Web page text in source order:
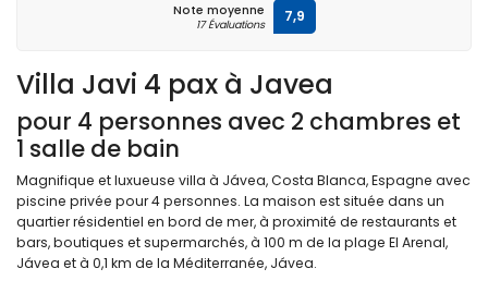
Villa Javi 4 pax à Javea
pour 4 personnes avec 2 chambres et
1 salle de bain
Magnifique et luxueuse villa à Jávea, Costa Blanca, Espagne avec
piscine privée pour 4 personnes. La maison est située dans un
quartier résidentiel en bord de mer, à proximité de restaurants et
bars, boutiques et supermarchés, à 100 m de la plage El Arenal,
Jávea et à 0,1 km de la Méditerranée, Jávea.
Note moyenne
17 Évaluations 7,9